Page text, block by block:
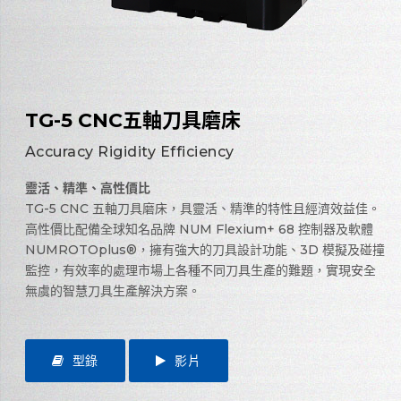
TG-5 CNC五軸刀具磨床
Accuracy Rigidity Efficiency
靈活、精準、高性價比
TG-5 CNC 五軸刀具磨床，具靈活、精準的特性且經濟效益佳。
高性價比配備全球知名品牌 NUM Flexium+ 68 控制器及軟體
NUMROTOplus®，擁有強大的刀具設計功能、3D 模擬及碰撞
監控，有效率的處理市場上各種不同刀具生產的難題，實現安全
無虞的智慧刀具生產解決方案。
型錄 影片